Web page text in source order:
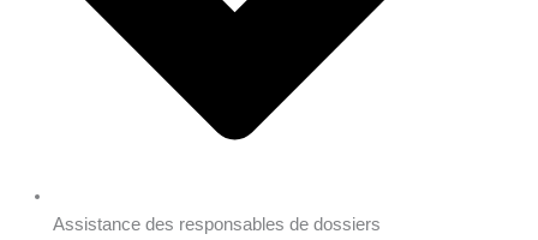
Assistance des responsables de dossiers